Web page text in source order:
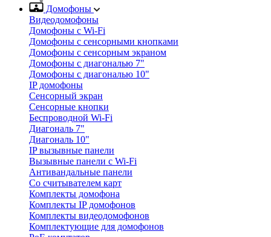
Домофоны
Видеодомофоны
Домофоны с Wi-Fi
Домофоны с сенсорными кнопками
Домофоны с сенсорным экраном
Домофоны с диагональю 7"
Домофоны с диагональю 10"
IP домофоны
Сенсорный экран
Сенсорные кнопки
Беспроводной Wi-Fi
Диагональ 7"
Диагональ 10"
IP вызывные панели
Вызывные панели с Wi-Fi
Антивандальные панели
Со считывателем карт
Комплекты домофона
Комплекты IP домофонов
Комплекты видеодомофонов
Комплектующие для домофонов